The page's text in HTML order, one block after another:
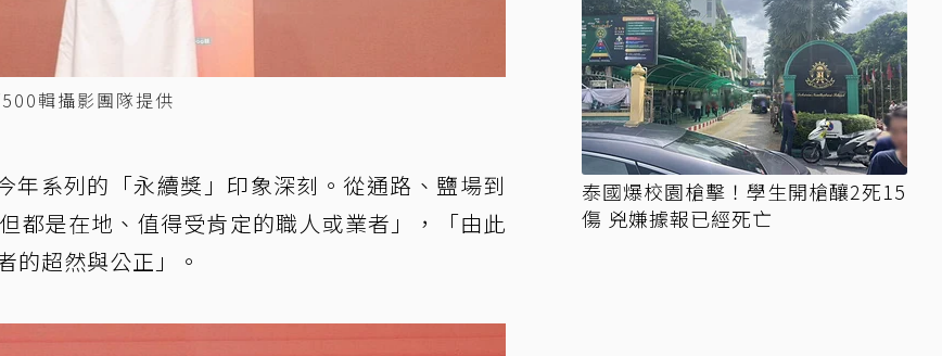
輯攝影團隊提供
年系列的「永續獎」印象深刻。從通路、鹽場到
都是在地、值得受肯定的職人或業者」，「由此
的超然與公正」。
泰國爆校園槍擊！學生開槍釀2死15
傷 兇嫌據報已經死亡